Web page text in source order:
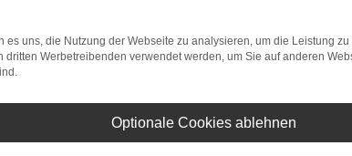
+49 6133 386 7500
es uns, die Nutzung der Webseite zu analysieren, um die Leistung
dritten Werbetreibenden verwendet werden, um Sie auf anderen
Optionale Cookies ablehnen